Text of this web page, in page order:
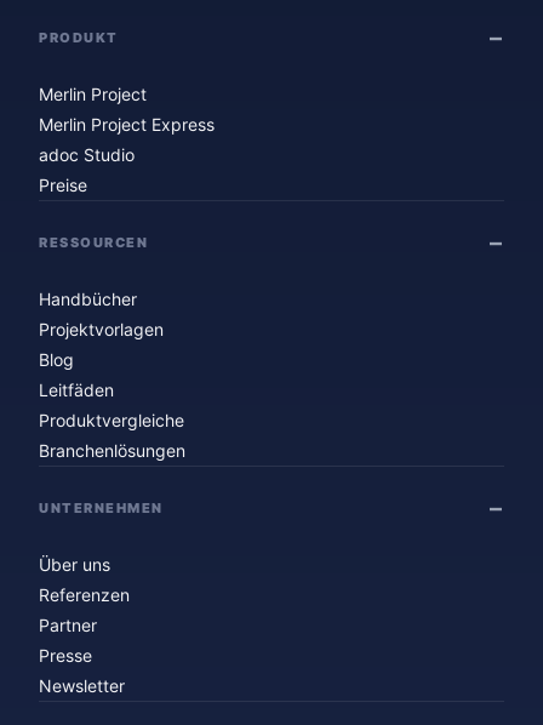
PRODUKT
Merlin Project
Merlin Project Express
adoc Studio
Preise
RESSOURCEN
Handbücher
Projektvorlagen
Blog
Leitfäden
Produktvergleiche
Branchenlösungen
UNTERNEHMEN
Über uns
Referenzen
Partner
Presse
Newsletter